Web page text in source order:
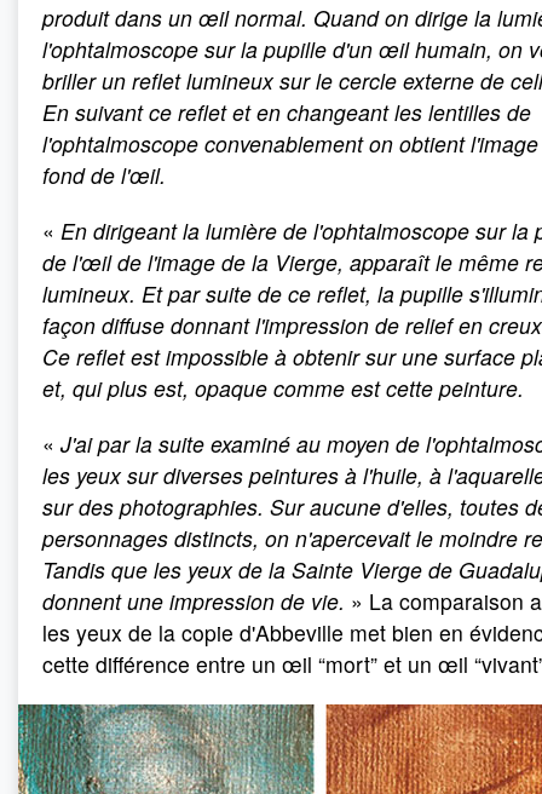
produit dans un œil normal. Quand on dirige la
l'ophtalmoscope sur la pupille d'un œil humain, on
briller un reflet lumineux sur le cercle externe de
En suivant ce reflet et en changeant les lentilles de
l'ophtalmoscope convenablement on obtient
fond de l'œil.
« En dirigeant la lumière de l'ophtalmoscope sur la
de l'œil de l'image de la Vierge, apparaît le même
lumineux. Et par suite de ce reflet, la pupille
façon diffuse donnant l'impression de relief en
Ce reflet est impossible à obtenir sur une surface
et, qui plus est, opaque comme est cette peinture.
« J'ai par la suite examiné au moyen de
les yeux sur diverses peintures à l'huile, à
sur des photographies. Sur aucune d'elles, toutes
personnages distincts, on n'apercevait le moindre
Tandis que les yeux de la Sainte Vierge de
donnent une impression de vie. » La comparaison
les yeux de la copie d'Abbeville met bien en
cette différence entre un œil “mort” et un œil